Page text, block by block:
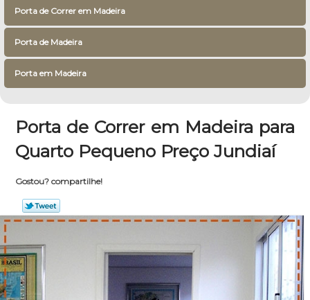
Porta de Correr em Madeira
Porta de Madeira
Porta em Madeira
Porta de Correr em Madeira para
Quarto Pequeno Preço Jundiaí
Gostou? compartilhe!